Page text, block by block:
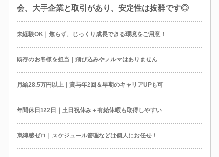
会、大手企業と取引があり、安定性は抜群です◎
未経験OK｜焦らず、じっくり成長できる環境をご用意！
既存のお客様を担当｜飛び込みやノルマはありません
月給28.5万円以上｜賞与年2回＆早期のキャリアUPも可
年間休日122日｜土日祝休み＋有給休暇も取得しやすい
束縛感ゼロ｜スケジュール管理などは個人にお任せ！